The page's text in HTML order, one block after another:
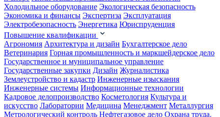
Холодильное оборудование Экологическая безопасность
Экономика и финансы Экспертиза Эксплуатация
Электробезопасность Энергетика Юриспруденция
Повышение квалификации
Агрономия Архитектура и дизайн Бухгалтерское дело
Ветеринария Горная промышленность и маркшейдерское дело
Государственное и муниципальное управление
Государственные закупки Дизайн Журналистика
Землеустройство и кадастр Инженерные изыскания
Инженерные системы Информационные технологии
Кадровое делопроизводство Косметология Культура и
искусство Лаборатории Медицина Менеджмент Металлургия
Метрологический контроль Нефтегазовое дело Охрана труда.